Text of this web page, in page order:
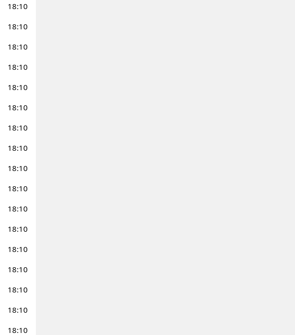
18:10
18:10
18:10
18:10
18:10
18:10
18:10
18:10
18:10
18:10
18:10
18:10
18:10
18:10
18:10
18:10
18:10